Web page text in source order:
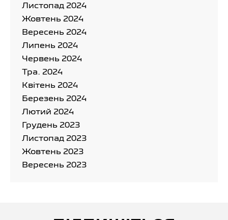
Листопад 2024
Жовтень 2024
Вересень 2024
Липень 2024
Червень 2024
Тра. 2024
Квітень 2024
Березень 2024
Лютий 2024
Грудень 2023
Листопад 2023
Жовтень 2023
Вересень 2023